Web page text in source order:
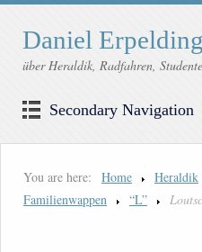
Daniel Erpelding
über Heraldik, Radfahren,
Secondary Navigation
You are here: Home Heraldik
Familienwappen
“L”